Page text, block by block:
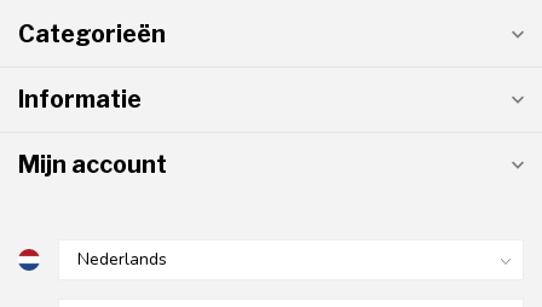
Categorieën
Informatie
Mijn account